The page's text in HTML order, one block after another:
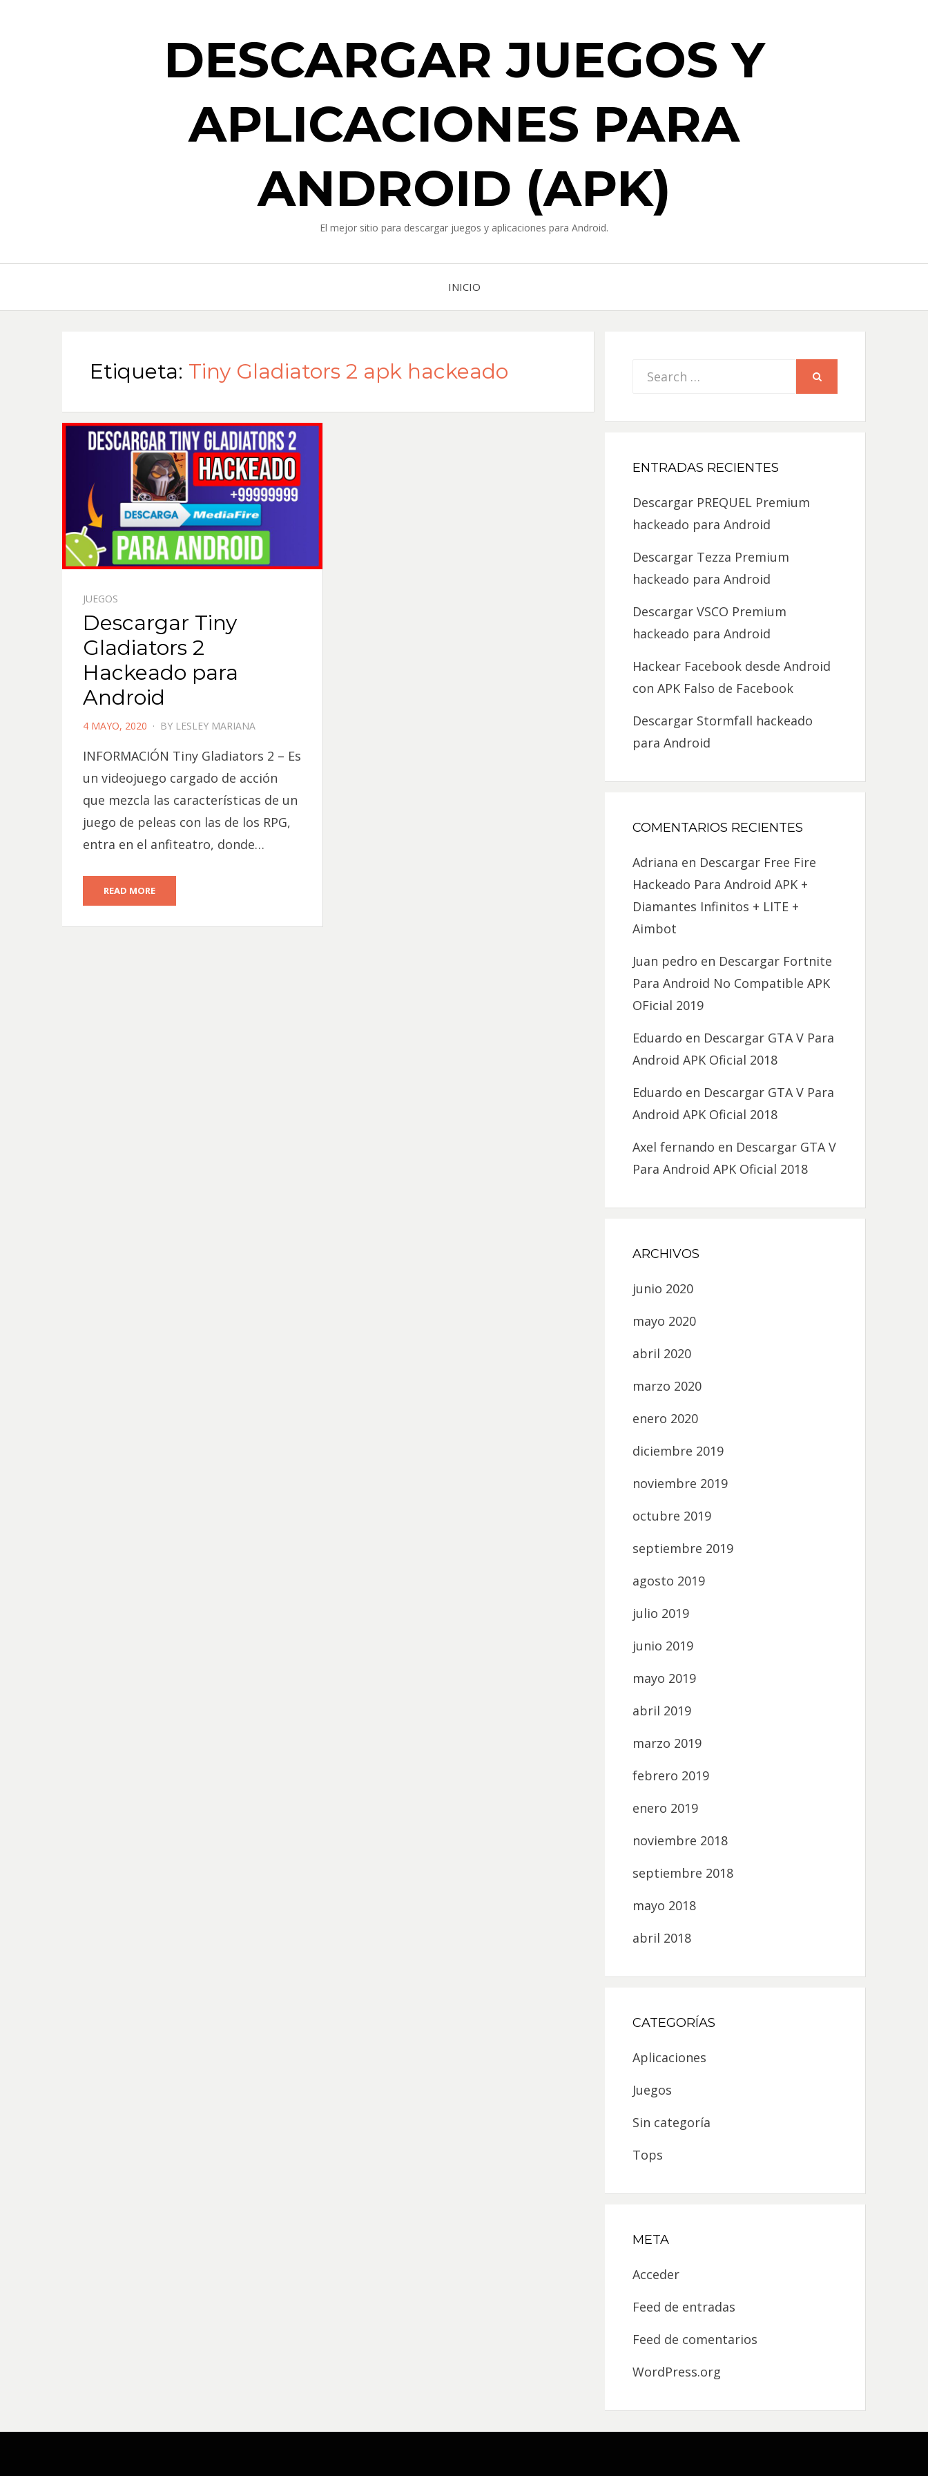
DESCARGAR JUEGOS Y
APLICACIONES PARA
ANDROID (APK)
El mejor sitio para descargar juegos y aplicaciones para Android.
INICIO
Etiqueta: Tiny Gladiators 2 apk hackeado
JUEGOS
Descargar Tiny
Gladiators 2
Hackeado para
Android
POSTED
4 MAYO, 2020 BY LESLEY MARIANA
INFORMACIÓN Tiny Gladiators 2 – Es
un videojuego cargado de acción
que mezcla las características de un
juego de peleas con las de los RPG,
entra en el anfiteatro, donde…
READ MORE
Search
ENTRADAS RECIENTES
Descargar PREQUEL Premium
hackeado para Android
Descargar Tezza Premium
hackeado para Android
Descargar VSCO Premium
hackeado para Android
Hackear Facebook desde Android
con APK Falso de Facebook
Descargar Stormfall hackeado
para Android
COMENTARIOS RECIENTES
Adriana en Descargar Free Fire
Hackeado Para Android APK +
Diamantes Infinitos + LITE +
Aimbot
Juan pedro en Descargar Fortnite
Para Android No Compatible APK
OFicial 2019
Eduardo en Descargar GTA V Para
Android APK Oficial 2018
Eduardo en Descargar GTA V Para
Android APK Oficial 2018
Axel fernando en Descargar GTA V
Para Android APK Oficial 2018
ARCHIVOS
junio 2020
mayo 2020
abril 2020
marzo 2020
enero 2020
diciembre 2019
noviembre 2019
octubre 2019
septiembre 2019
agosto 2019
julio 2019
junio 2019
mayo 2019
abril 2019
marzo 2019
febrero 2019
enero 2019
noviembre 2018
septiembre 2018
mayo 2018
abril 2018
CATEGORÍAS
Aplicaciones
Juegos
Sin categoría
Tops
META
Acceder
Feed de entradas
Feed de comentarios
WordPress.org